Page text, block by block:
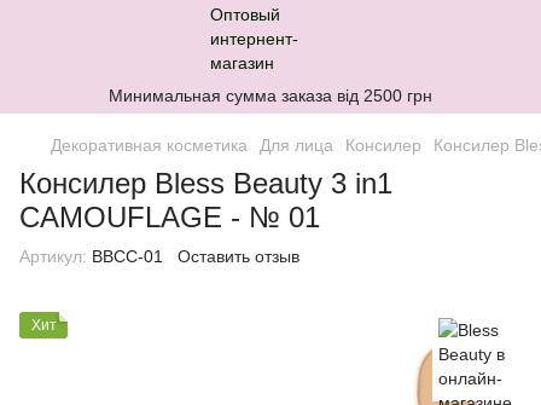
Минимальная сумма заказа від 2500 грн
Декоративная косметика Для лица Консилер Консилер
Консилер Bless Beauty 3 in1
CAMOUFLAGE - № 01
Артикул: BBCC-01 Оставить отзыв
Хит